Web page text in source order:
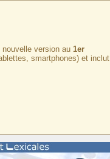
version au 1er
smartphones) et inclut